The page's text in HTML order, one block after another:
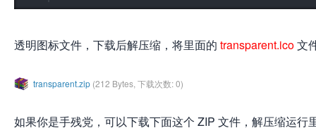
透明图标文件，下载后解压缩，将里面的 transparent.ico文
transparent.zip (212 Bytes, 下载次数: 0)
如果你是手残党，可以下载下面这个 ZIP 文件，解压缩运行